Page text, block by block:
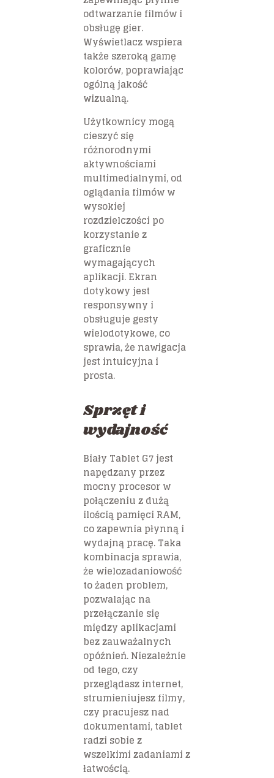
odtwarzanie filmów i
obsługę gier.
Wyświetlacz wspiera
także szeroką gamę
kolorów, poprawiając
ogólną jakość
wizualną.
Użytkownicy mogą
cieszyć się
różnorodnymi
aktywnościami
multimedialnymi, od
oglądania filmów w
wysokiej
rozdzielczości po
korzystanie z
graficznie
wymagających
aplikacji. Ekran
dotykowy jest
responsywny i
obsługuje gesty
wielodotykowe, co
sprawia, że nawigacja
jest intuicyjna i
prosta.
Sprzęt i
wydajność
Biały Tablet G7 jest
napędzany przez
mocny procesor w
połączeniu z dużą
ilością pamięci RAM,
co zapewnia płynną i
wydajną pracę. Taka
kombinacja sprawia,
że wielozadaniowość
to żaden problem,
pozwalając na
przełączanie się
między aplikacjami
bez zauważalnych
opóźnień. Niezależnie
od tego, czy
przeglądasz internet,
strumieniujesz filmy,
czy pracujesz nad
dokumentami, tablet
radzi sobie z
wszelkimi zadaniami z
łatwością.